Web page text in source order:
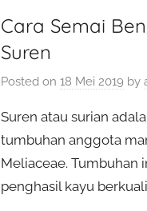
Cara Semai
Suren
Posted on18 Mei 2019 by
Suren atau surian
tumbuhan anggota
Meliaceae. Tumbuhan
penghasil kayu